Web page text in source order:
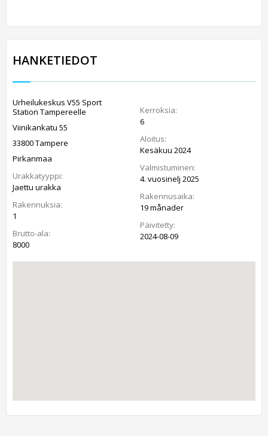
HANKETIEDOT
Urheilukeskus V55 Sport
Station Tampereelle
Viinikankatu 55
33800 Tampere
Pirkanmaa
Urakkatyyppi:
Jaettu urakka
Rakennuksia:
1
Brutto-ala:
8000
Kerroksia:
6
Aloitus:
Kesäkuu 2024
Valmistuminen:
4. vuosinelj 2025
Rakennusaika:
19 månader
Päivitetty:
2024-08-09